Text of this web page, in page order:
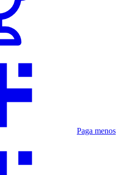
Paga menos